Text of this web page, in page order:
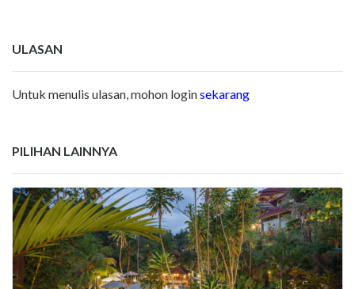
ULASAN
Untuk menulis ulasan, mohon loginsekarang
PILIHAN LAINNYA